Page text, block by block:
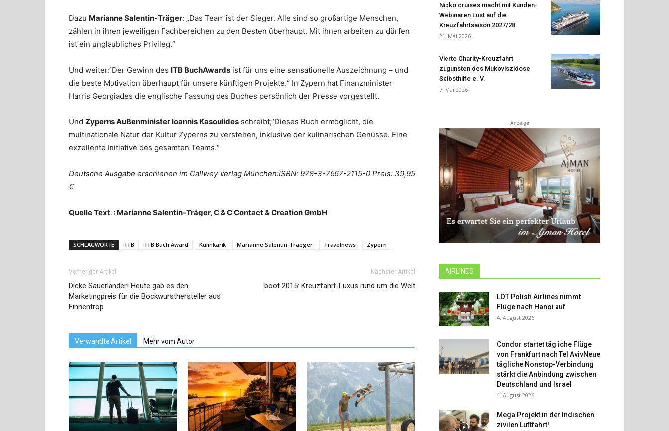
Dazu Marianne Salentin-Träger: „Das Team ist der Sieger. Alle sind so großartige Menschen,
zählen in ihren jeweiligen Fachbereichen zu den Besten überhaupt. Mit ihnen arbeiten zu dürfen
ist ein unglaubliches Privileg.“
Und weiter:“Der Gewinn des ITB BuchAwards ist für uns eine sensationelle Auszeichnung – und
die beste Motivation überhaupt für unsere künftigen Projekte.“ In Zypern hat Finanzminister
Harris Georgiades die englische Fassung des Buches persönlich der Presse vorgestellt.
Und Zyperns Außenminister Ioannis Kasoulides schreibt;“Dieses Buch ermöglicht, die
multinationale Natur der Kultur Zyperns zu verstehen, inklusive der kulinarischen Genüsse. Eine
exzellente Initiative des gesamten Teams.“
Deutsche Ausgabe erschienen im Callwey Verlag München:ISBN: 978-3-7667-2115-0 Preis: 39,95
€
Quelle Text: : Marianne Salentin-Träger, C & C Contact & Creation GmbH
SCHLAGWORTE ITB ITB Buch Award Kulinkarik Marianne Salentin-Traeger Travelnews Zypern
Vorheriger Artikel
Dicke Sauerländer! Heute gab es den
Marketingpreis für die Bockwursthersteller aus
Finnentrop
Nächster Artikel
boot 2015: Kreuzfahrt-Luxus rund um die Welt
Verwandte Artikel Mehr vom Autor
Nicko cruises macht mit Kunden-
Webinaren Lust auf die
Kreuzfahrtsaison 2027/28
21. Mai 2026
Vierte Charity-Kreuzfahrt
zugunsten des Mukoviszidose
Selbsthilfe e. V.
7. Mai 2026
Anzeige
AIRLINES
LOT Polish Airlines nimmt
Flüge nach Hanoi auf
4. August 2026
Condor startet tägliche Flüge
von Frankfurt nach Tel AvivNeue
tägliche Nonstop-Verbindung
stärkt die Anbindung zwischen
Deutschland und Israel
4. August 2026
Mega Projekt in der Indischen
zivilen Luftfahrt!